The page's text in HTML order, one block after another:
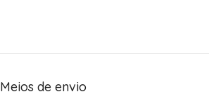
Meios de envio